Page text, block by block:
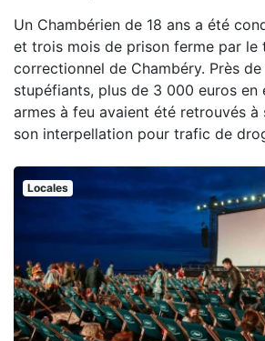
Un Chambérien de 18 ans a été
et trois mois de prison ferme par le
correctionnel de Chambéry. Près
stupéfiants, plus de 3 000 euros en
armes à feu avaient été retrouvés
son interpellation pour trafic de
Locales